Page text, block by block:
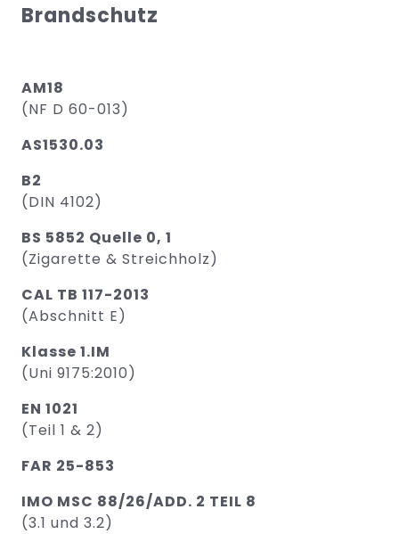
Brandschutz
AM18
(NF D 60-013)
AS1530.03
B2
(DIN 4102)
BS 5852 Quelle 0, 1
(Zigarette & Streichholz)
CAL TB 117-2013
(Abschnitt E)
Klasse 1.IM
(Uni 9175:2010)
EN 1021
(Teil 1 & 2)
FAR 25-853
IMO MSC 88/26/ADD. 2 TEIL 8
(3.1 und 3.2)